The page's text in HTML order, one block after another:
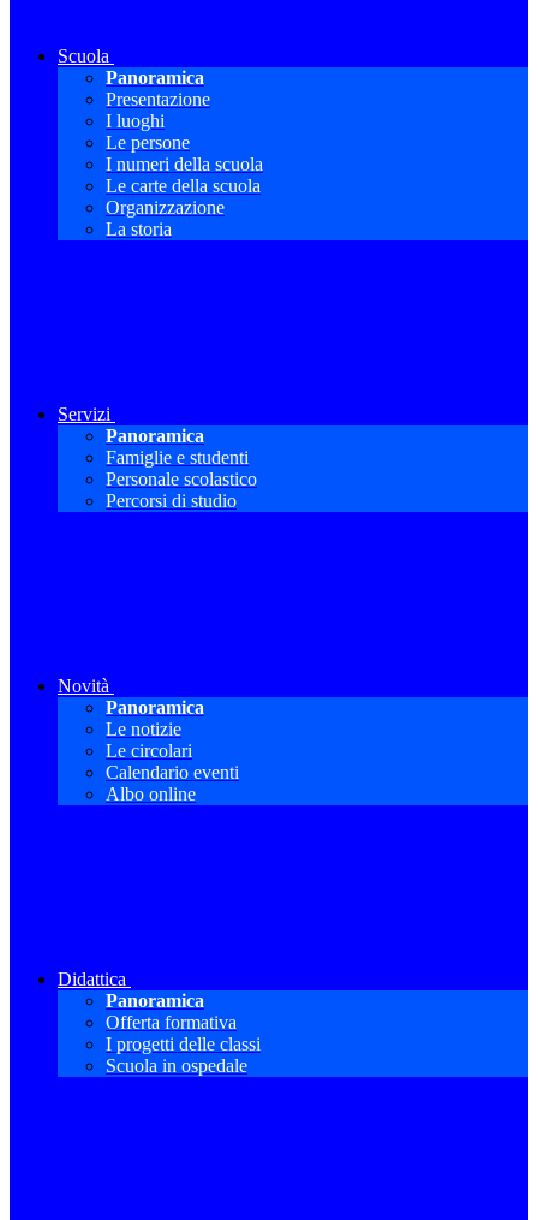
Scuola
Panoramica
Presentazione
I luoghi
Le persone
I numeri della scuola
Le carte della scuola
Organizzazione
La storia
Servizi
Panoramica
Famiglie e studenti
Personale scolastico
Percorsi di studio
Novità
Panoramica
Le notizie
Le circolari
Calendario eventi
Albo online
Didattica
Panoramica
Offerta formativa
I progetti delle classi
Scuola in ospedale